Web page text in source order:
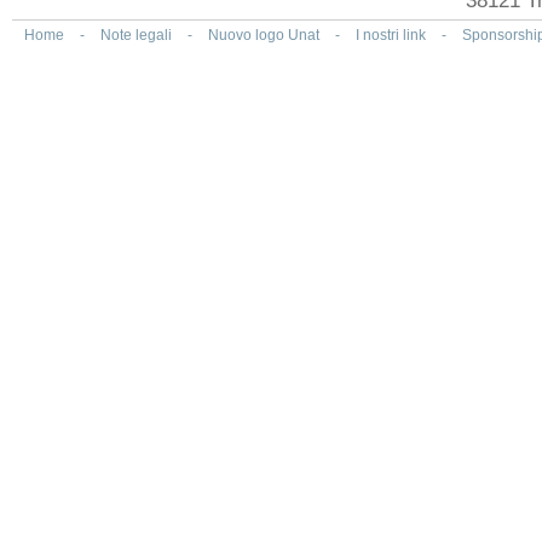
Home - Note legali - Nuovo logo Unat - I nostri link -